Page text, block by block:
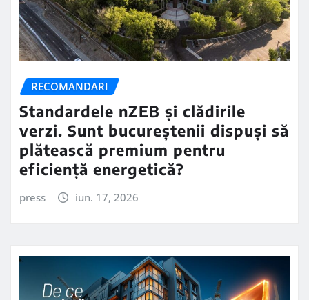
RECOMANDARI
Standardele nZEB și clădirile
verzi. Sunt bucureștenii dispuși să
plătească premium pentru
eficiență energetică?
press iun. 17, 2026